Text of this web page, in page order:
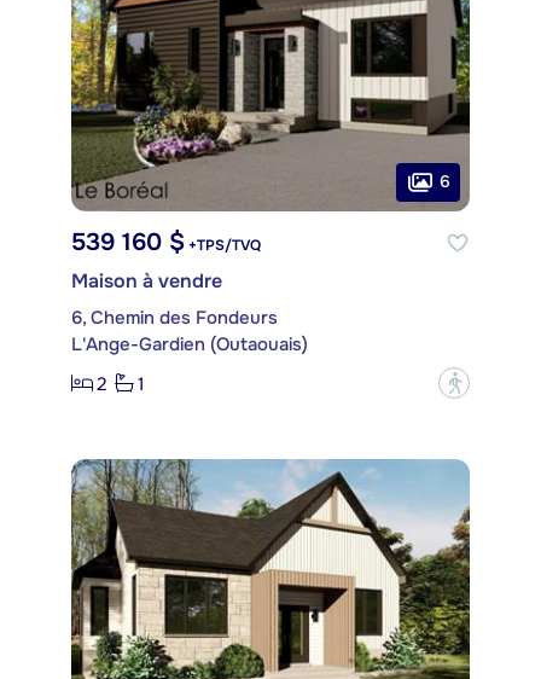
6
539 160 $ +TPS/TVQ
Maison à vendre
6, Chemin des Fondeurs
L'Ange-Gardien (Outaouais)
2
1 ?